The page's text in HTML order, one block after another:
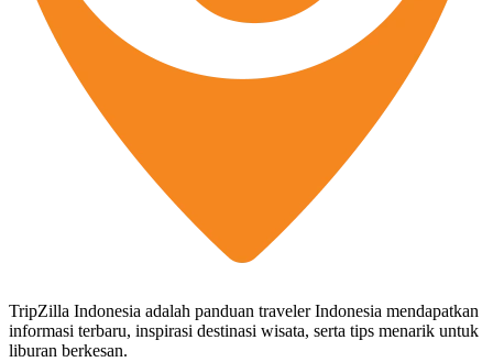
TripZilla Indonesia adalah panduan traveler Indonesia mendapatkan
informasi terbaru, inspirasi destinasi wisata, serta tips menarik untuk
liburan berkesan.